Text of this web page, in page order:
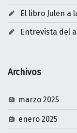
El libro Julen a
Entrevista del
Archivos
marzo 2025
enero 2025